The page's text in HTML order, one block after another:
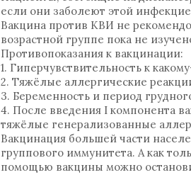
если они заболеют этой
Вакцина против КВИ не
возрастной группе пока не
Противопоказания к вакцинации:
1. Гиперчувствительность к
2. Тяжёлые аллергические
3. Беременность и период
4. После введения I компонента
тяжёлые генерализованные
Вакцинация большей части
группового иммунитета. А как
помощью вакцины можно